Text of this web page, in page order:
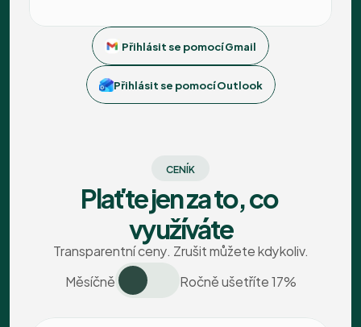
Přihlásit se pomocí Gmail
Přihlásit se pomocí Outlook
CENÍK
Plaťte jen za to, co
využíváte
Transparentní ceny. Zrušit můžete kdykoliv.
Měsíčně
Ročně ušetříte 17%